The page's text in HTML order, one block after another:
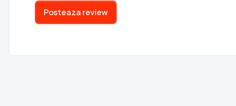
Posteaza review